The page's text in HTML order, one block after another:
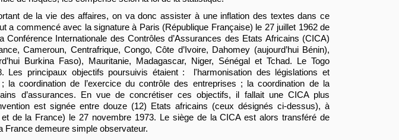
de la vie des affaires, on va donc assister à une inflation des textes dans ce
a commencé avec la signature à Paris (République Française) le 27 juillet 1962 de
Conférence Internationale des Contrôles d’Assurances des Etats Africains (CICA)
Cameroun, Centrafrique, Congo, Côte d’Ivoire, Dahomey (aujourd’hui Bénin),
Burkina Faso), Mauritanie, Madagascar, Niger, Sénégal et Tchad. Le Togo
Les principaux objectifs poursuivis étaient : l'harmonisation des législations et
; la coordination de l’exercice du contrôle des entreprises ; la coordination de la
d’assurances. En vue de concrétiser ces objectifs, il fallait une CICA plus
est signée entre douze (12) Etats africains (ceux désignés ci-dessus), à
et de la France) le 27 novembre 1973. Le siège de la CICA est alors transféré de
France demeure simple observateur.